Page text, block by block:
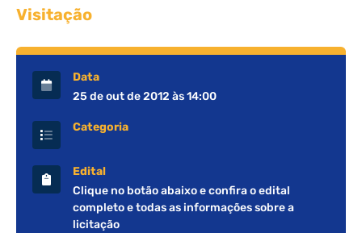
Data
25 de out de 2012 às 14:00
Categoria
Edital
Clique no botão abaixo e confira o edital
completo e todas as informações sobre a
licitação
Visitação